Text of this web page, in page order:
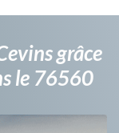
grâce
le 76560